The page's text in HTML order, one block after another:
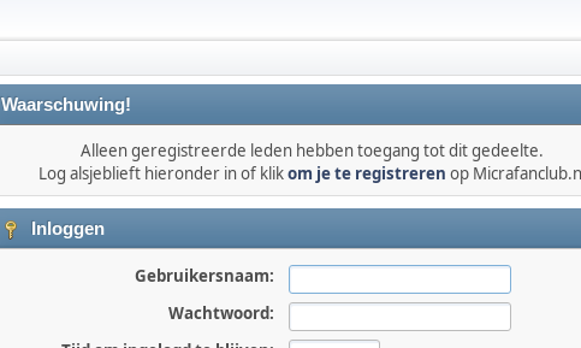
Waarschuwing!
Alleen geregistreerde leden hebben toegang tot dit gedeelte.
Log alsjeblieft hieronder in of klikom je te registreren op
Inloggen
Gebruikersnaam:
Wachtwoord: